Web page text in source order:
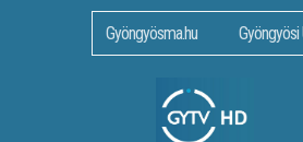
Gyöngyösma.hu Gyöngyösi